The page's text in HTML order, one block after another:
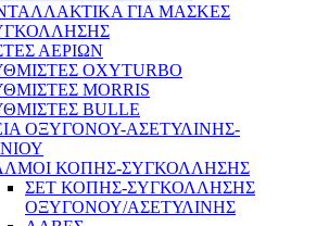
ΓΙΑ ΜΑΣΚΕΣ
ΑΕΡΙΩΝ
OXYTURBO
MORRIS
BULLE
ΟΞΥΓΟΝΟΥ-ΑΣΕΤΥΛΙΝΗΣ-
ΚΟΠΗΣ-ΣΥΓΚΟΛΛΗΣΗΣ
ΣΕΤ ΚΟΠΗΣ-ΣΥΓΚΟΛΛΗΣΗΣ
ΟΞΥΓΟΝΟΥ/ΑΣΕΤΥΛΙΝΗΣ